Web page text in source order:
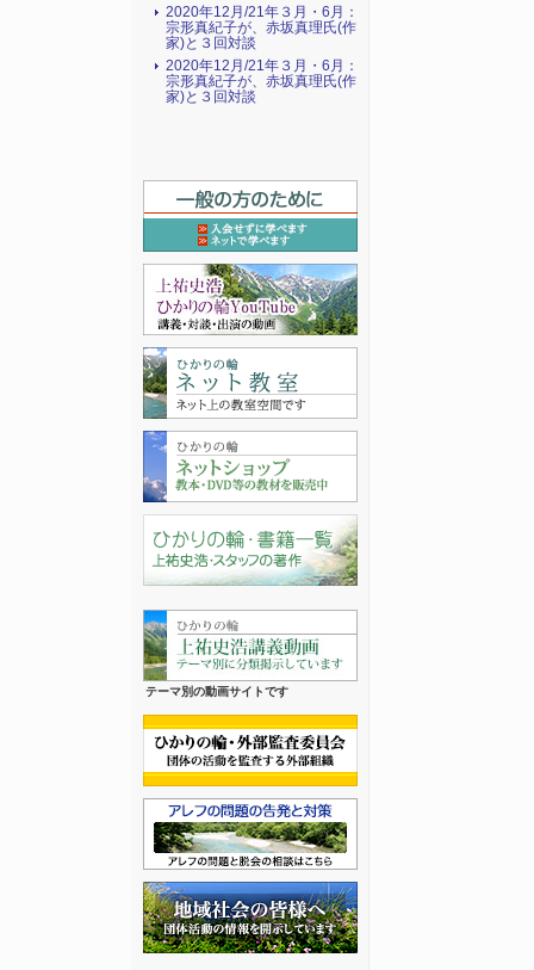
2020年12月/21年３月・6月：
宗形真紀子が、赤坂真理氏(作
家)と３回対談
2020年12月/21年３月・6月：
宗形真紀子が、赤坂真理氏(作
家)と３回対談
テーマ別の動画サイトです